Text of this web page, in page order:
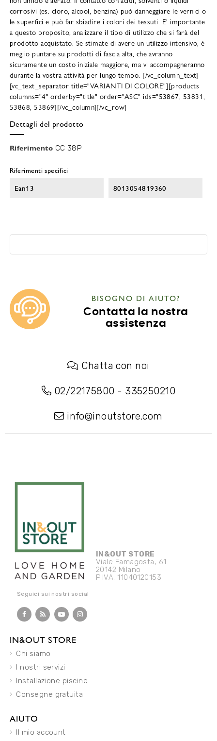
corrosivi (es. cloro, alcool, benzina) può danneggiare le vernici o
le superfici e può far sbiadire i colori dei tessuti. E' importante
a questo proposito, analizzare il tipo di utilizzo che si farà del
prodotto acquistato. Se stimate di avere un utilizzo intensivo, è
meglio puntare su prodotti di fascia alta, che avranno
sicuramente un costo iniziale maggiore, ma vi accompagneranno
durante la vostra attività per lungo tempo. [/vc_column_text]
[vc_text_separator title="VARIANTI DI COLORE"][products
columns="4" orderby="title" order="ASC" ids="53867, 53831,
53868, 53869][/vc_column][/vc_row]
Dettagli del prodotto
Riferimento CC 38P
Riferimenti specifici
Ean13 8013054819360
BISOGNO DI AIUTO?
Contatta la nostra
assistenza
Chatta con noi
02/22175800 - 335250210
info@inoutstore.com
IN&OUT STORE
Viale Famagosta, 61
20142 Milano
P.IVA. 11040120153
Seguici sui nostri social
IN&OUT STORE
Chi siamo
I nostri servizi
Installazione piscine
Consegne gratuita
AIUTO
Il mio account